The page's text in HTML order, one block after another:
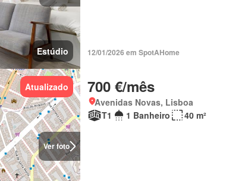
Estúdio 12/01/2026 em SpotAHome
Ver foto
Atualizado 700 €/mês
Avenidas Novas, Lisboa
T1
1 Banheiro 40 m²